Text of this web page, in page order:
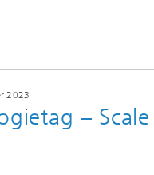
2023
–